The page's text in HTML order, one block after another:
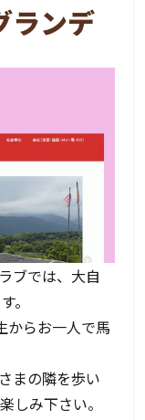
ランデ
ブでは、大自
。
からお一人で馬
まの隣を歩い
しみ下さい。